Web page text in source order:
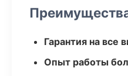
Гарантия на все
Опыт работы